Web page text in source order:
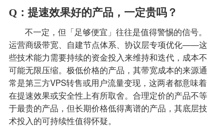
Q：提速效果好的产品，一定贵吗？
不一定，但「足够便宜」往往是值得警惕的信号。
运营商级带宽、自建节点体系、协议层专项优化——这
些技术能力需要持续的资金投入来维持和迭代，成本不
可能无限压缩。极低价格的产品，其带宽成本的来源通
常是第三方VPS转售或用户流量变现，这两者都意味着
在提速效果或安全性上有所取舍。合理定价的产品不等
于最贵的产品，但长期价格低得离谱的产品，其底层技
术投入的可持续性值得怀疑。